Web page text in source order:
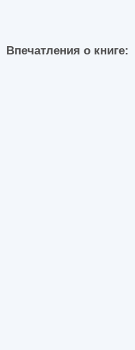
Впечатления о книге: